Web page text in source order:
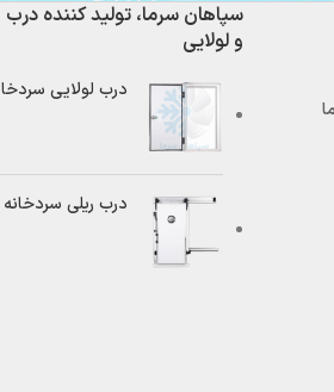
سپاهان سرما، تولید کننده
و لولایی
درب لولایی
درب ریلی